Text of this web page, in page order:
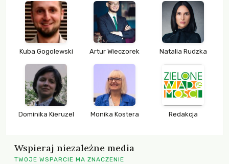
Kuba Gogolewski Artur Wieczorek Natalia Rudzka
Dominika Kieruzel Monika Kostera Redakcja
Wspieraj niezależne media
TWOJE WSPARCIE MA ZNACZENIE